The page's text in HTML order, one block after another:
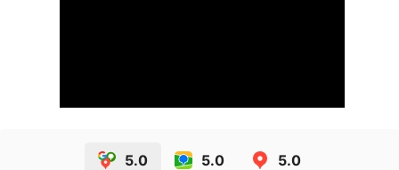
5.0 5.0 5.0